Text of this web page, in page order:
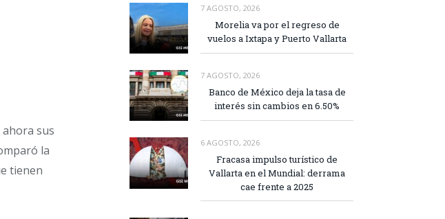
sus
la
tienen
7 AGOSTO, 2026
Morelia va por el regreso de
vuelos a Ixtapa y Puerto Vallarta
7 AGOSTO, 2026
Banco de México deja la tasa de
interés sin cambios en 6.50%
6 AGOSTO, 2026
Fracasa impulso turístico de
Vallarta en el Mundial: derrama
cae frente a 2025